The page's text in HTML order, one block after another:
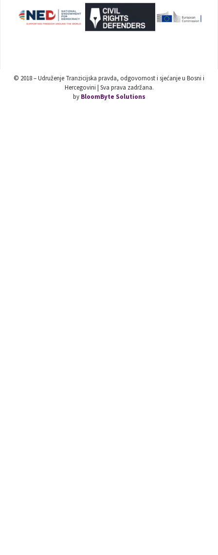
© 2018 – Udruženje Tranzicijska pravda, odgovornost i sjećanje u Bosni i
Hercegovini | Sva prava zadržana.
by BloomByte Solutions